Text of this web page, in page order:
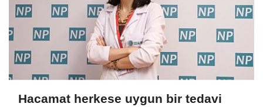
Hacamat herkese uygun bir tedavi